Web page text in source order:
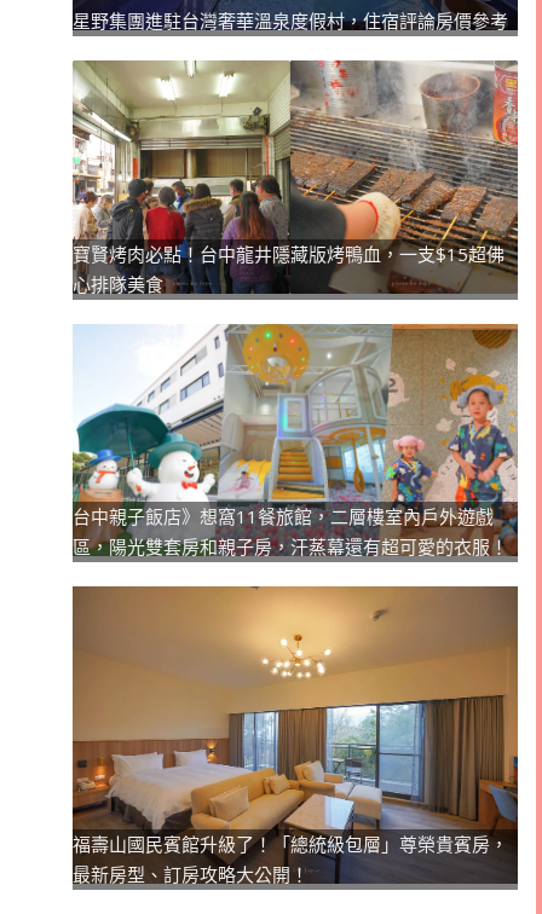
星野集團進駐台灣奢華溫泉度假村，住宿評論房價參考
寶賢烤肉必點！台中龍井隱藏版烤鴨血，一支$15超佛
心排隊美食
台中親子飯店》想窩11餐旅館，二層樓室內戶外遊戲
區，陽光雙套房和親子房，汗蒸幕還有超可愛的衣服！
福壽山國民賓館升級了！「總統級包層」尊榮貴賓房，
最新房型、訂房攻略大公開！